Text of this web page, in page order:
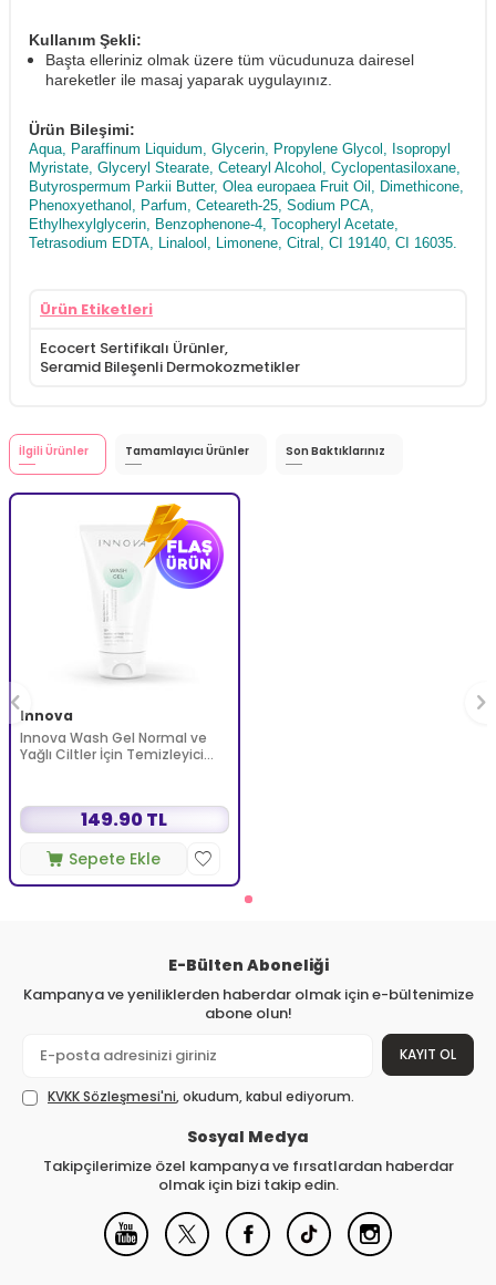
Kullanım Şekli:
Başta elleriniz olmak üzere tüm vücudunuza dairesel
hareketler ile masaj yaparak uygulayınız.
Ürün Bileşimi:
Aqua, Paraffinum Liquidum, Glycerin, Propylene Glycol, Isopropyl
Myristate, Glyceryl Stearate, Cetearyl Alcohol, Cyclopentasiloxane,
Butyrospermum Parkii Butter, Olea europaea Fruit Oil, Dimethicone,
Phenoxyethanol, Parfum, Ceteareth-25, Sodium PCA,
Ethylhexylglycerin, Benzophenone-4, Tocopheryl Acetate,
Tetrasodium EDTA, Linalool, Limonene, Citral, CI 19140, CI 16035.
Ürün Etiketleri
Ecocert Sertifikalı Ürünler,
Seramid Bileşenli Dermokozmetikler
İlgili Ürünler Tamamlayıcı Ürünler Son Baktıklarınız
Innova
Innova Wash Gel Normal ve
Yağlı Ciltler İçin Temizleyici
149.90 TL
Sepete Ekle
E-Bülten Aboneliği
Kampanya ve yeniliklerden haberdar olmak için e-bültenimize
abone olun!
KAYIT OL
KVKK Sözleşmesi'ni, okudum, kabul ediyorum.
Sosyal Medya
Takipçilerimize özel kampanya ve fırsatlardan haberdar
olmak için bizi takip edin.